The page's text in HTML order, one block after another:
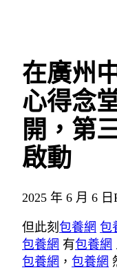
在廣州
心得念
開，第
啟動
2025 年 6 月 6 日
但此刻 包養網 包
包養網 有包養網
包養網 ， 包養網